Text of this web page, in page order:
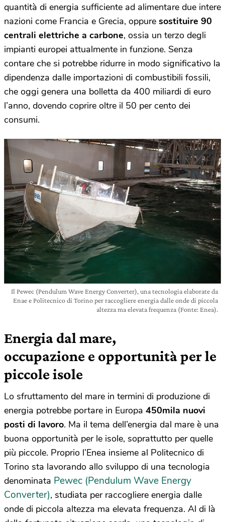
quantità di energia sufficiente ad alimentare due intere
nazioni come Francia e Grecia, oppure sostituire 90
centrali elettriche a carbone, ossia un terzo degli
impianti europei attualmente in funzione. Senza
contare che si potrebbe ridurre in modo significativo la
dipendenza dalle importazioni di combustibili fossili,
che oggi genera una bolletta da 400 miliardi di euro
l’anno, dovendo coprire oltre il 50 per cento dei
consumi.
Il Pewec (Pendulum Wave Energy Converter), una tecnologia elaborate da
Enae e Politecnico di Torino per raccogliere energia dalle onde di piccola
altezza ma elevata frequenza (Fonte: Enea).
Energia dal mare,
occupazione e opportunità per le
piccole isole
Lo sfruttamento del mare in termini di produzione di
energia potrebbe portare in Europa 450mila nuovi
posti di lavoro. Ma il tema dell’energia dal mare è una
buona opportunità per le isole, soprattutto per quelle
più piccole. Proprio l’Enea insieme al Politecnico di
Torino sta lavorando allo sviluppo di una tecnologia
denominata Pewec (Pendulum Wave Energy
Converter), studiata per raccogliere energia dalle
onde di piccola altezza ma elevata frequenza. Al di là